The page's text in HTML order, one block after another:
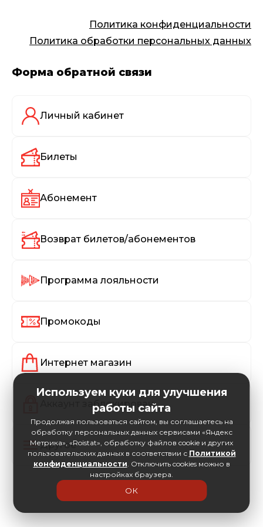
Политика конфиденциальности
Политика обработки персональных данных
Форма обратной связи
Личный кабинет
Билеты
Абонемент
Возврат билетов/абонементов
Программа лояльности
Промокоды
Интернет магазин
Аккаунт заблокирован
Другое
Используем куки для улучшения
работы сайта
Продолжая пользоваться сайтом, вы соглашаетесь на
обработку персональных данных сервисами «Яндекс
Метрика», «Roistat», обработку файлов cookie и других
пользовательских данных в соответствии с Политикой
конфиденциальности. Отключить cookies можно в
настройках браузера.
ОК